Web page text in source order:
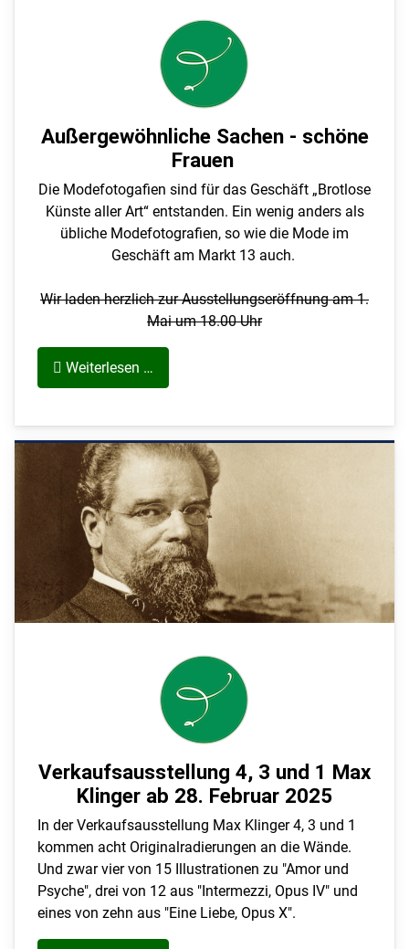
Außergewöhnliche Sachen - schöne
Frauen
Die Modefotogafien sind für das Geschäft „Brotlose
Künste aller Art“ entstanden. Ein wenig anders als
übliche Modefotografien, so wie die Mode im
Geschäft am Markt 13 auch.
Wir laden herzlich zur Ausstellungseröffnung am 1.
Mai um 18.00 Uhr
Weiterlesen …
Verkaufsausstellung 4, 3 und 1 Max
Klinger ab 28. Februar 2025
In der Verkaufsausstellung Max Klinger 4, 3 und 1
kommen acht Originalradierungen an die Wände.
Und zwar vier von 15 Illustrationen zu "Amor und
Psyche", drei von 12 aus "Intermezzi, Opus IV" und
eines von zehn aus "Eine Liebe, Opus X".